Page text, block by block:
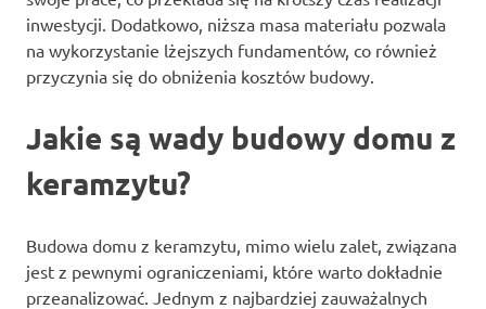
inwestycji. Dodatkowo, niższa masa materiału pozwala
na wykorzystanie lżejszych fundamentów, co również
przyczynia się do obniżenia kosztów budowy.
Jakie są wady budowy domu z
keramzytu?
Budowa domu z keramzytu, mimo wielu zalet, związana
jest z pewnymi ograniczeniami, które warto dokładnie
przeanalizować. Jednym z najbardziej zauważalnych